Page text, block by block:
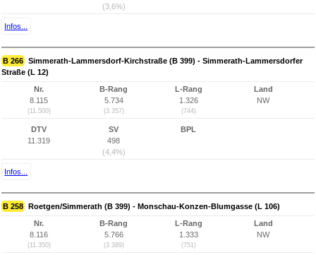
(3,6%)
Infos...
B 266 Simmerath-Lammersdorf-Kirchstraße (B 399) - Simmerath-Lammersdorfer
Straße (L 12)
Nr.
8.115
(11.500)
B-Rang
5.734
(3.357)
L-Rang
1.326
(744)
Land
NW
DTV
11.319
SV
498
(4,4%)
BPL
Infos...
B 258 Roetgen/Simmerath (B 399) - Monschau-Konzen-Blumgasse (L 106)
Nr.
8.116
(11.350)
B-Rang
5.766
(3.389)
L-Rang
1.333
(751)
Land
NW